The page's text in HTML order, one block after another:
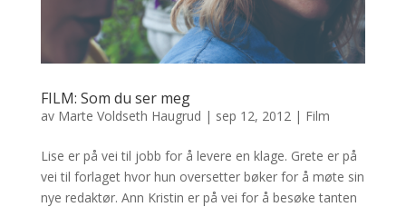
FILM: Som du ser meg
av Marte Voldseth Haugrud | sep 12, 2012 | Film
Lise er på vei til jobb for å levere en klage. Grete er på
vei til forlaget hvor hun oversetter bøker for å møte sin
nye redaktør. Ann Kristin er på vei for å besøke tanten